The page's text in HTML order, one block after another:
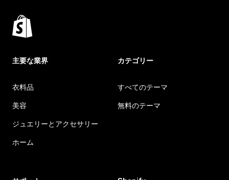
主要な業界
衣料品
美容
ジュエリーとアクセサリー
ホーム
カテゴリー
すべてのテーマ
無料のテーマ